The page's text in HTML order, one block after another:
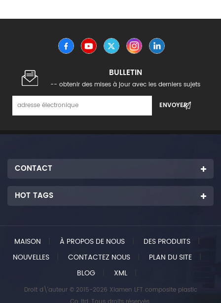
BULLETIN
-- obtenir des mises à jour avec les derniers sujets
CONTACT
HOT TAGS
MAISON À PROPOS DE NOUS DES PRODUITS
|
NOUVELLES
CONTACTEZ NOUS PLAN DU SITE
BLOG
XML
Droit d\'auteur © 2015-2026 Xiamen LFT composite plastic